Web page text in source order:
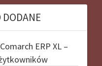
ERP XL –